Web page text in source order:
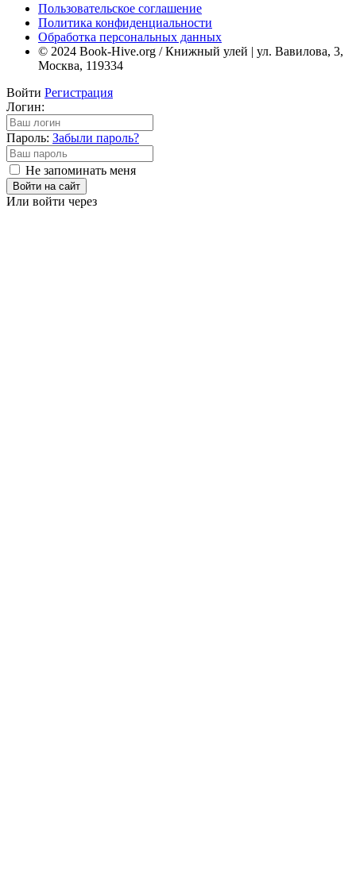
Пользовательское соглашение
Политика конфиденциальности
Обработка персональных данных
© 2024 Book-Hive.org / Книжный улей | ул. Вавилова, 3,
Москва, 119334
Войти Регистрация
Логин:
Пароль: Забыли пароль?
Не запоминать меня
Войти на сайт
Или войти через